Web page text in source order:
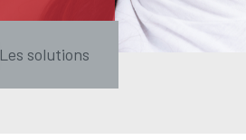
Les solutions